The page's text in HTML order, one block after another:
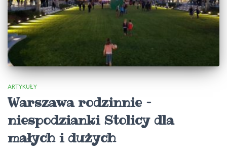
ARTYKUŁY
Warszawa rodzinnie –
niespodzianki Stolicy dla
małych i dużych